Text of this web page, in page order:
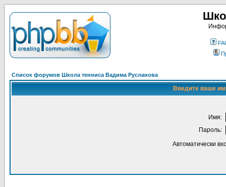
Список форумов Школа тенниса Вадима Русланова
Введите ваше
Имя:
Пароль:
Автоматически